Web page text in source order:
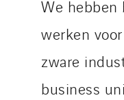
We
werken
zware
business